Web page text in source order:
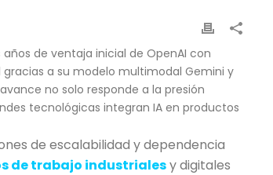
de ventaja inicial de OpenAI con
a su modelo multimodal Gemini y
no solo responde a la presión
tecnológicas integran IA en productos
de escalabilidad y dependencia
de trabajo industrialesy digitales